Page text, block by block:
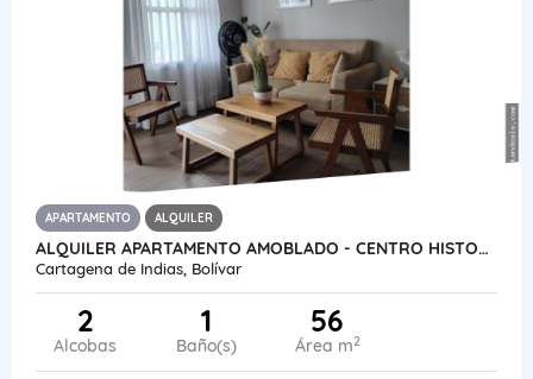
APARTAMENTO ALQUILER
ALQUILER APARTAMENTO AMOBLADO - CENTRO HISTORICO- CARTAGENA- COLOMBIA
Cartagena de Indias, Bolívar
2
Alcobas
1
Baño(s)
56
Área m2